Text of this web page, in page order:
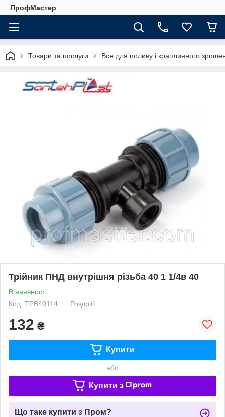
ПрофМастер
Товари та послуги Все для поливу і краплинного
Трійник ПНД внутрішня різьба 40 1 1/4в 40
В наявності
Код: ТРВ40114
Роздріб
132 ₴
Купити
або
Купити з
Що таке купити з Пром?